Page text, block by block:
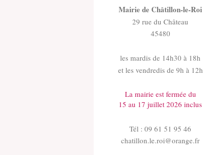
Mairie de Châtillon-le-Roi
29 rue du Château
45480
les mardis de 14h30 à 18h
et les vendredis de 9h à 12h
La mairie est fermée du
15 au 17 juillet 2026 inclus
Tél : 09 61 51 95 46
chatillon.le.roi@orange.fr